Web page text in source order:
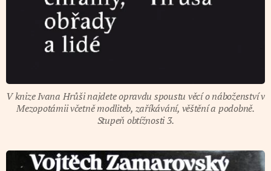
V knize Ivana Hrůši najdete opravdu spoustu věcí o náboženství v
Mezopotámii včetně modliteb, zaříkávání, věštění a podobně.
Stupeň obtížnosti 3.